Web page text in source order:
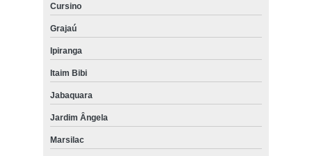
Cursino
Grajaú
Ipiranga
Itaim Bibi
Jabaquara
Jardim Ângela
Marsilac